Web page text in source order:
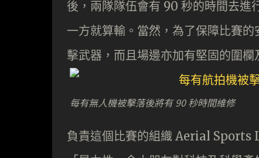
後，兩隊隊伍會有 90 秒的時間去進
一方就算輸。當然，為了保障比賽
擊武器，而且場邊亦加有堅固的圍
每有無人機被擊落後將有 90 秒時間維修
負責這個比賽的組織 Aerial Sports